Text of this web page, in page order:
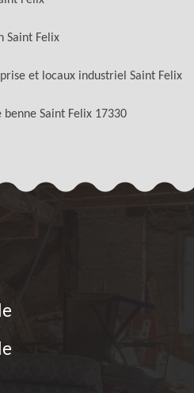
Saint Felix
et locaux industriel Saint Felix
Saint Felix 17330